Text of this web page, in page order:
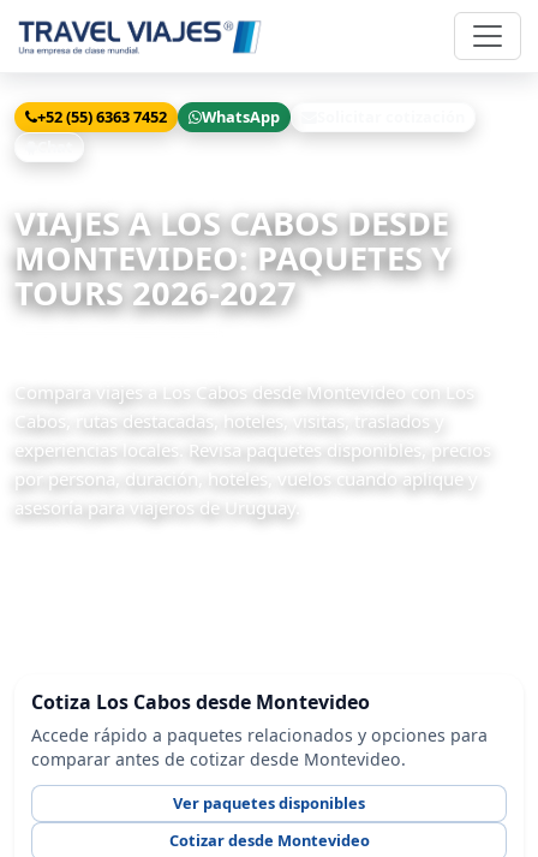
+52 (55) 6363 7452 WhatsApp
VIAJES A LOS CABOS DESDE
MONTEVIDEO: PAQUETES Y
TOURS 2026-2027
Compara viajes a Los Cabos desde Montevideo con Los
Cabos, rutas destacadas, hoteles, visitas, traslados y
experiencias locales. Revisa paquetes disponibles, precios
por persona, duración, hoteles, vuelos cuando aplique y
asesoría para viajeros de Uruguay.
Cotiza Los Cabos desde Montevideo
Accede rápido a paquetes relacionados y opciones para
comparar antes de cotizar desde Montevideo.
Ver paquetes disponibles
Cotizar desde Montevideo